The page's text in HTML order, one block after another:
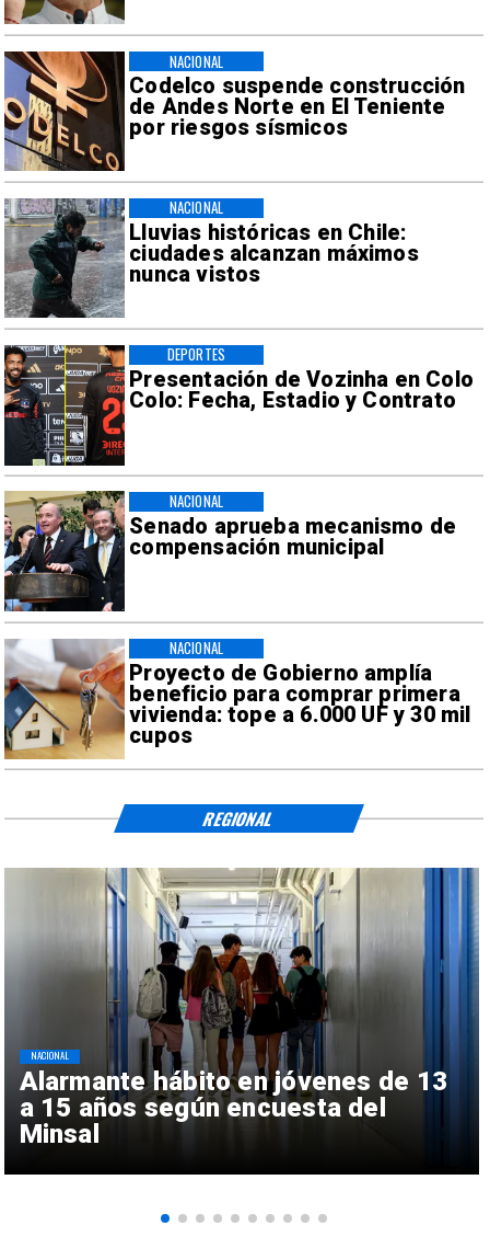
Codelco suspende construcción
de Andes Norte en El Teniente
por riesgos sísmicos
NACIONAL
Lluvias históricas en Chile:
ciudades alcanzan máximos
nunca vistos
NACIONAL
Presentación de Vozinha en Colo
Colo: Fecha, Estadio y Contrato
DEPORTES
Senado aprueba mecanismo de
compensación municipal
NACIONAL
Proyecto de Gobierno amplía
beneficio para comprar primera
vivienda: tope a 6.000 UF y 30 mil
cupos
NACIONAL
Alarmante hábito en jóvenes de 13
a 15 años según encuesta del
Minsal
NACIONAL
REGIONAL